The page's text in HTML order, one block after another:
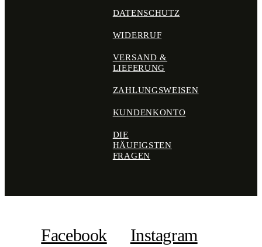
DATENSCHUTZ
WIDERRUF
VERSAND &
LIEFERUNG
ZAHLUNGSWEISEN
KUNDENKONTO
DIE
HÄUFIGSTEN
FRAGEN
Facebook
Instagram